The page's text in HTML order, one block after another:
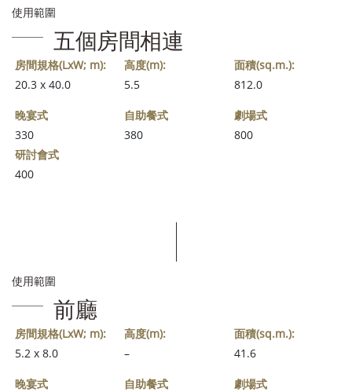
使用範圍
五個房間相連
房間規格(LxW; m):
20.3 x 40.0
高度(m):
5.5
面積(sq.m.):
812.0
晚宴式
330
自助餐式
380
劇場式
800
研討會式
400
使用範圍
前廳
房間規格(LxW; m):
5.2 x 8.0
高度(m):
–
面積(sq.m.):
41.6
晚宴式
自助餐式
劇場式